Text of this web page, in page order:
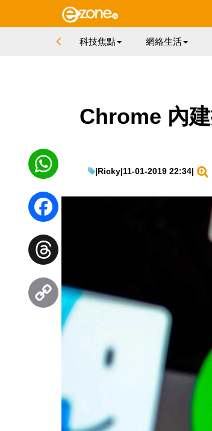
科技焦點 網絡生活
Chrome 內
|Ricky|11-01-2019 22:34|
WhatsApp
Facebook
Threads
Copy